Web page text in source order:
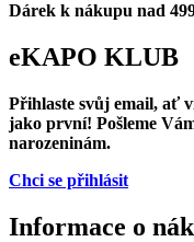
Dárek k nákupu nad
eKAPO KLUB
Přihlaste svůj email, ať
jako první! Pošleme
narozeninám.
Chci se přihlásit
Informace o